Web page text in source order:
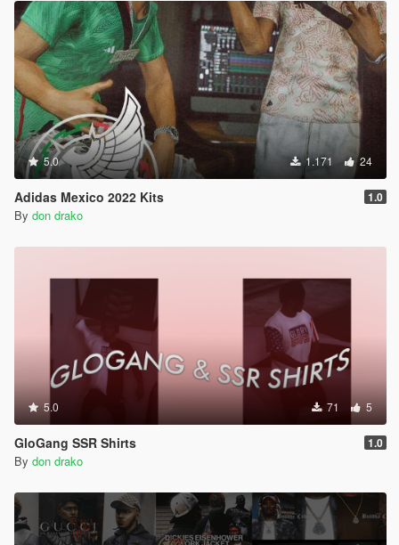
5.0 1.171 24
Adidas Mexico 2022 Kits 1.0
By don drako
5.0 71 5
GloGang SSR Shirts 1.0
By don drako